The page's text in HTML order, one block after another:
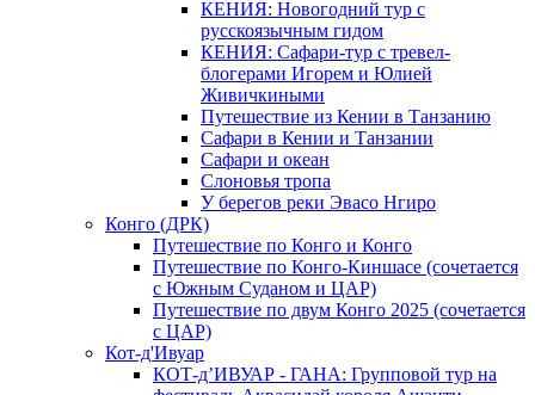
КЕНИЯ: Новогодний тур с
русскоязычным гидом
КЕНИЯ: Сафари-тур с тревел-
блогерами Игорем и Юлией
Живичкиными
Путешествие из Кении в Танзанию
Сафари в Кении и Танзании
Сафари и океан
Слоновья тропа
У берегов реки Эвасо Нгиро
Конго (ДРК)
Путешествие по Конго и Конго
Путешествие по Конго-Киншасе (сочетается
с Южным Суданом и ЦАР)
Путешествие по двум Конго 2025 (сочетается
с ЦАР)
Кот-д'Ивуар
КОТ-д’ИВУАР - ГАНА: Групповой тур на